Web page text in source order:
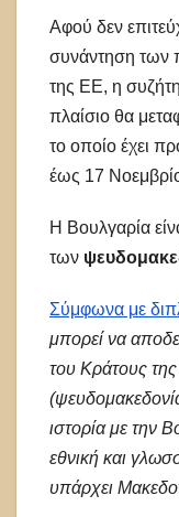
Αφού δεν
συνάντηση των
της ΕΕ, η
πλαίσιο θα
το οποίο έχει
έως 17
Η Βουλγαρία
των
Σύμφωνα με
μπορεί να
του Κράτους
ιστορία με την
εθνική και
υπάρχει